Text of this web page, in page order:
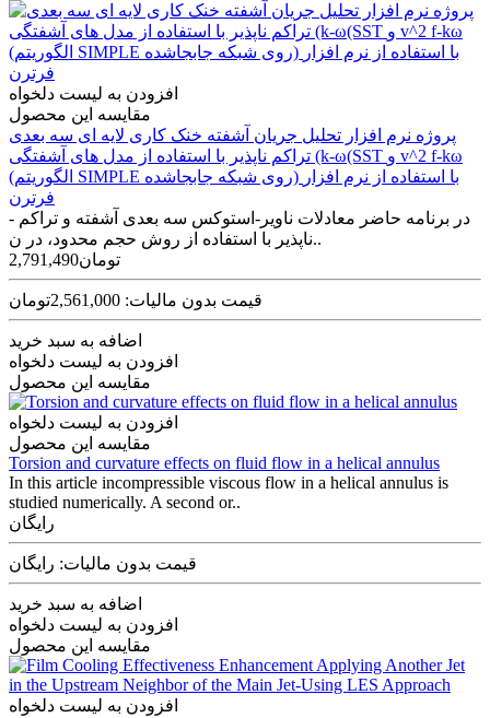
افزودن به لیست دلخواه
مقایسه این محصول
پروژه نرم افزار تحلیل جریان آشفته خنک کاری لایه ای سه بعدی
تراکم ناپذیر با استفاده از مدل های آشفتگی (k-ω(SST و v^2 f-kω
(الگوریتم SIMPLE روی شبکه جابجاشده) با استفاده از نرم افزار
فرترن
در برنامه حاضر معادلات ناویر-استوکس سه­ بعدی آشفته و تراکم ­
ناپذیر با استفاده از روش حجم محدود، در ن..
2,791,490تومان
قیمت بدون مالیات: 2,561,000تومان
اضافه به سبد خرید
افزودن به لیست دلخواه
مقایسه این محصول
افزودن به لیست دلخواه
مقایسه این محصول
Torsion and curvature effects on fluid flow in a helical annulus
In this article incompressible viscous flow in a helical annulus is
studied numerically. A second or..
رایگان
قیمت بدون مالیات: رایگان
اضافه به سبد خرید
افزودن به لیست دلخواه
مقایسه این محصول
افزودن به لیست دلخواه